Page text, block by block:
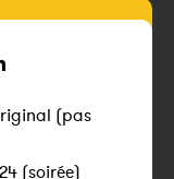
(pas
(soirée)